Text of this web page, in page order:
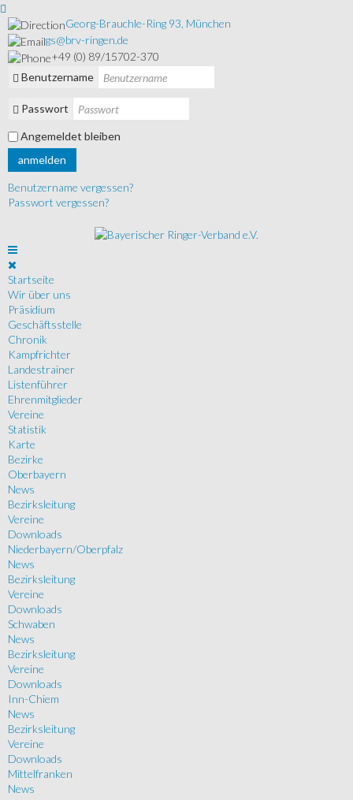
Georg-Brauchle-Ring 93, München
gs@brv-ringen.de
+49 (0) 89/15702-370
Benutzername
Passwort
Angemeldet bleiben
anmelden
Benutzername vergessen?
Passwort vergessen?
Startseite
Wir über uns
Präsidium
Geschäftsstelle
Chronik
Kampfrichter
Landestrainer
Listenführer
Ehrenmitglieder
Vereine
Statistik
Karte
Bezirke
Oberbayern
News
Bezirksleitung
Vereine
Downloads
Niederbayern/Oberpfalz
News
Bezirksleitung
Vereine
Downloads
Schwaben
News
Bezirksleitung
Vereine
Downloads
Inn-Chiem
News
Bezirksleitung
Vereine
Downloads
Mittelfranken
News